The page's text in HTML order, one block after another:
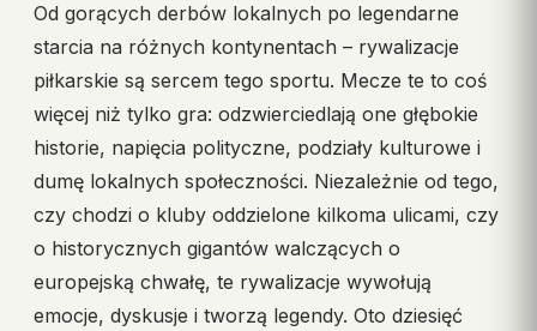
Od gorących derbów lokalnych po legendarne
starcia na różnych kontynentach – rywalizacje
piłkarskie są sercem tego sportu. Mecze te to coś
więcej niż tylko gra: odzwierciedlają one głębokie
historie, napięcia polityczne, podziały kulturowe i
dumę lokalnych społeczności. Niezależnie od tego,
czy chodzi o kluby oddzielone kilkoma ulicami, czy
o historycznych gigantów walczących o
europejską chwałę, te rywalizacje wywołują
emocje, dyskusje i tworzą legendy. Oto dziesięć